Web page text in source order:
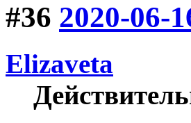
#36 2020-06-
Elizaveta